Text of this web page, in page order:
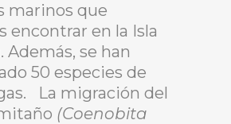
marinos que
encontrar en la Isla
Además, se han
50 especies de
La migración del
(Coenobita